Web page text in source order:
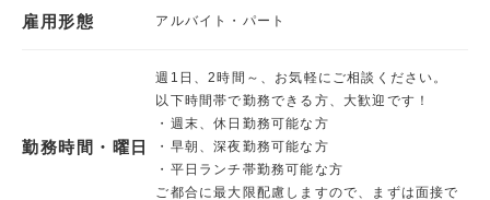
雇用形態 アルバイト・パート
勤務時間・曜日
週1日、2時間～、お気軽にご相談ください。
以下時間帯で勤務できる方、大歓迎です！
・週末、休日勤務可能な方
・早朝、深夜勤務可能な方
・平日ランチ帯勤務可能な方
ご都合に最大限配慮しますので、まずは面接で